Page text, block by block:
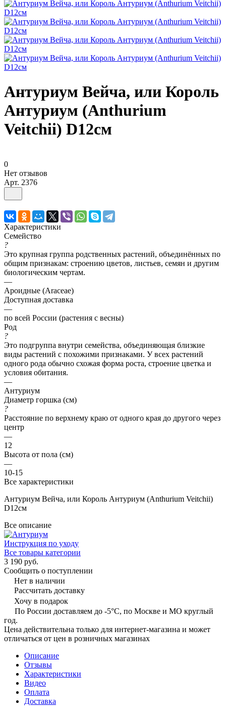
Антуриум Вейча, или Король
Антуриум (Anthurium
Veitchii) D12см
0
Нет отзывов
Арт. 2376
Характеристики
Семейство
?
Это крупная группа родственных растений, объединённых по
общим признакам: строению цветов, листьев, семян и другим
биологическим чертам.
—
Ароидные (Araceae)
Доступная доставка
—
по всей России (растения с весны)
Род
?
Это подгруппа внутри семейства, объединяющая близкие
виды растений с похожими признаками. У всех растений
одного рода обычно схожая форма роста, строение цветка и
условия обитания.
—
Антуриум
Диаметр горшка (см)
?
Расстояние по верхнему краю от одного края до другого через
центр
—
12
Высота от пола (см)
—
10-15
Все характеристики
Антуриум Вейча, или Король Антуриум (Anthurium Veitchii)
D12см
Все описание
Инструкция по уходу
Все товары категории
3 190 руб.
Сообщить о поступлении
Нет в наличии
Рассчитать доставку
Хочу в подарок
По России доставляем до -5°C, по Москве и МО круглый
год.
Цена действительна только для интернет-магазина и может
отличаться от цен в розничных магазинах
Описание
Отзывы
Характеристики
Видео
Оплата
Доставка